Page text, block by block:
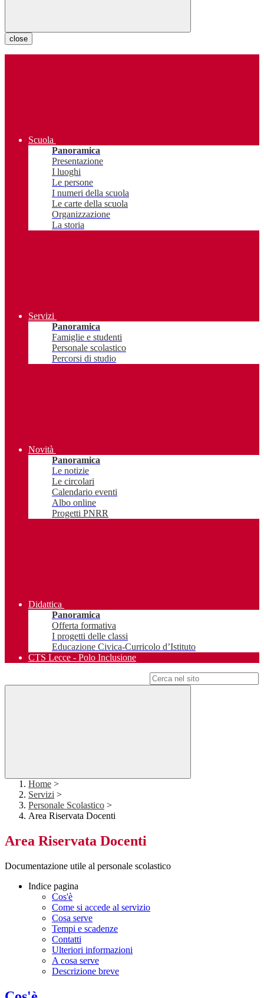
close
Scuola
Panoramica
Presentazione
I luoghi
Le persone
I numeri della scuola
Le carte della scuola
Organizzazione
La storia
Servizi
Panoramica
Famiglie e studenti
Personale scolastico
Percorsi di studio
Novità
Panoramica
Le notizie
Le circolari
Calendario eventi
Albo online
Progetti PNRR
Didattica
Panoramica
Offerta formativa
I progetti delle classi
Educazione Civica-Curricolo d’Istituto
CTS Lecce - Polo Inclusione
Home >
Servizi >
Personale Scolastico >
Area Riservata Docenti
Area Riservata Docenti
Documentazione utile al personale scolastico
Indice pagina
Cos'è
Come si accede al servizio
Cosa serve
Tempi e scadenze
Contatti
Ulteriori informazioni
A cosa serve
Descrizione breve